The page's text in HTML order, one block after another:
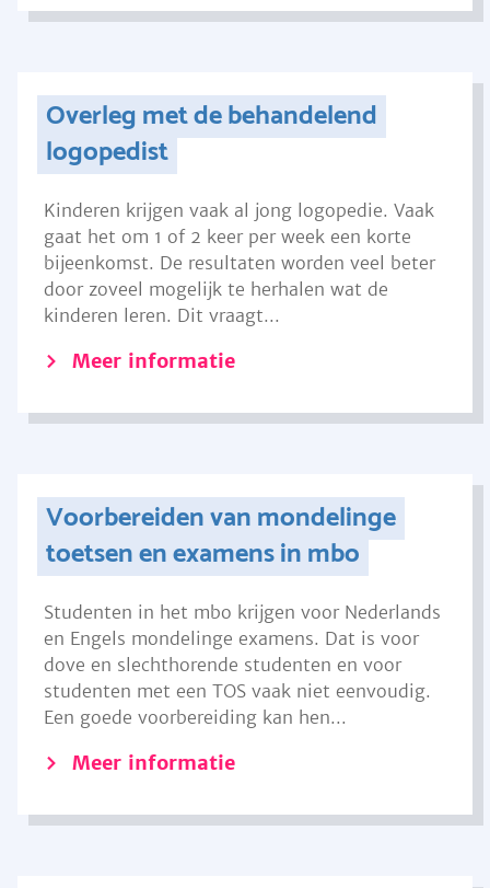
Overleg met de behandelend
logopedist
Kinderen krijgen vaak al jong logopedie. Vaak
gaat het om 1 of 2 keer per week een korte
bijeenkomst. De resultaten worden veel beter
door zoveel mogelijk te herhalen wat de
kinderen leren. Dit vraagt...
Meer informatie
Voorbereiden van mondelinge
toetsen en examens in mbo
Studenten in het mbo krijgen voor Nederlands
en Engels mondelinge examens. Dat is voor
dove en slechthorende studenten en voor
studenten met een TOS vaak niet eenvoudig.
Een goede voorbereiding kan hen...
Meer informatie